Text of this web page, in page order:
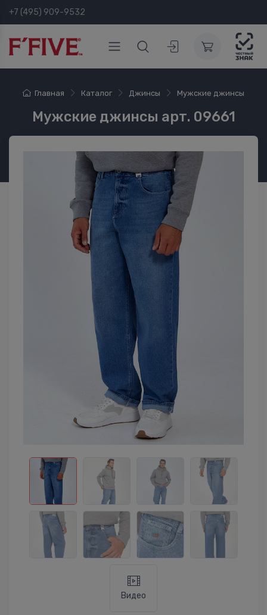
+7 (495) 909-9532
Главная Каталог Джинсы Мужские джинсы
Мужские джинсы арт. 09661
Видео